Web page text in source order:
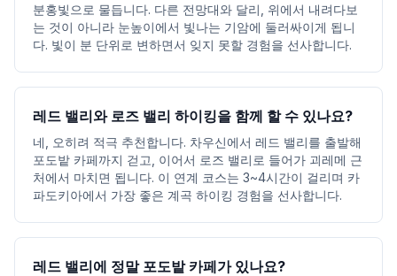
분홍빛으로 물듭니다. 다른 전망대와 달리, 위에서 내려다보
는 것이 아니라 눈높이에서 빛나는 기암에 둘러싸이게 됩니
다. 빛이 분 단위로 변하면서 잊지 못할 경험을 선사합니다.
레드 밸리와 로즈 밸리 하이킹을 함께 할 수 있나요?
네, 오히려 적극 추천합니다. 차우신에서 레드 밸리를 출발해
포도밭 카페까지 걷고, 이어서 로즈 밸리로 들어가 괴레메 근
처에서 마치면 됩니다. 이 연계 코스는 3~4시간이 걸리며 카
파도키아에서 가장 좋은 계곡 하이킹 경험을 선사합니다.
레드 밸리에 정말 포도밭 카페가 있나요?